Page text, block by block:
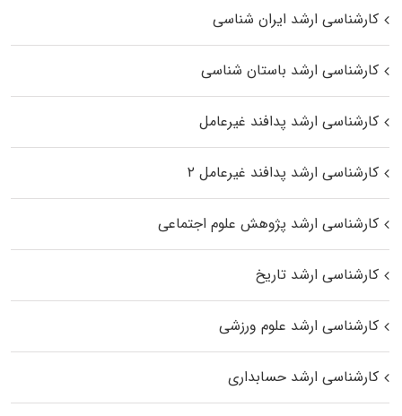
کارشناسی ارشد ایران شناسی
کارشناسی ارشد باستان شناسی
کارشناسی ارشد پدافند غیرعامل
کارشناسی ارشد پدافند غیرعامل ۲
کارشناسی ارشد پژوهش علوم اجتماعی
کارشناسی ارشد تاریخ
کارشناسی ارشد علوم ورزشی
کارشناسی ارشد حسابداری